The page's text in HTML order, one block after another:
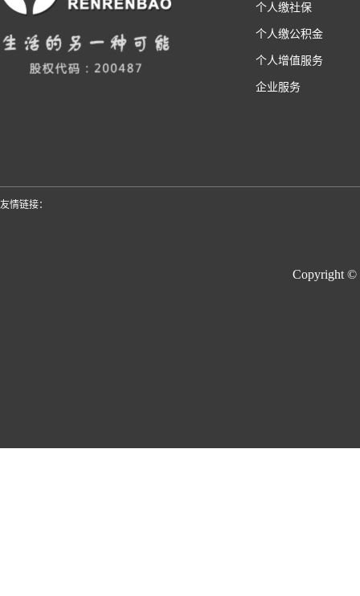
个人缴社保
个人缴公积金
个人增值服务
企业服务
友情链接：
Copyright ©